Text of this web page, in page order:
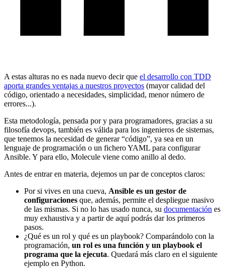
A estas alturas no es nada nuevo decir que el desarrollo con TDD
aporta grandes ventajas a nuestros proyectos (mayor calidad del
código, orientado a necesidades, simplicidad, menor número de
errores...).
Esta metodología, pensada por y para programadores, gracias a su
filosofía devops, también es válida para los ingenieros de sistemas,
que tenemos la necesidad de generar “código”, ya sea en un
lenguaje de programación o un fichero YAML para configurar
Ansible. Y para ello, Molecule viene como anillo al dedo.
Antes de entrar en materia, dejemos un par de conceptos claros:
Por si vives en una cueva, Ansible es un gestor de
configuraciones que, además, permite el despliegue masivo
de las mismas. Si no lo has usado nunca, su documentación es
muy exhaustiva y a partir de aquí podrás dar los primeros
pasos.
¿Qué es un rol y qué es un playbook? Comparándolo con la
programación, un rol es una función y un playbook el
programa que la ejecuta. Quedará más claro en el siguiente
ejemplo en Python.